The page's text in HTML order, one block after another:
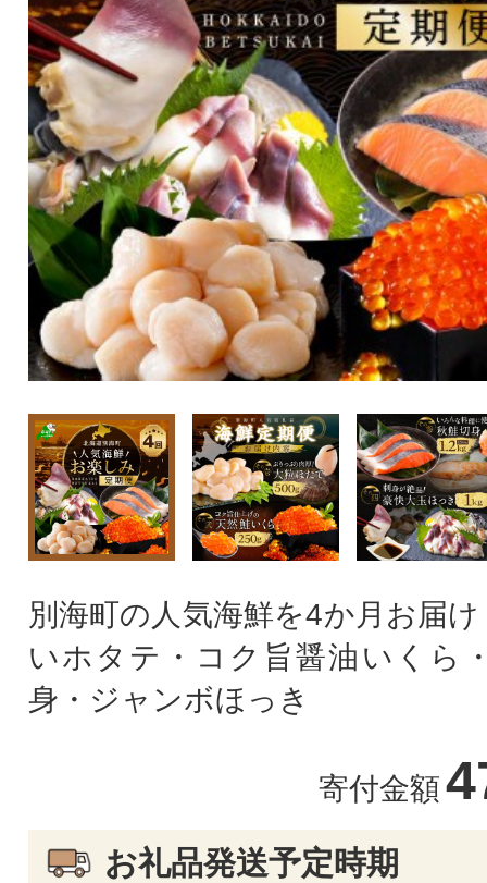
別海町の人気海鮮を4か月お届
いホタテ・コク旨醤油いくら
身・ジャンボほっき
寄付金額
お礼品発送予定時期